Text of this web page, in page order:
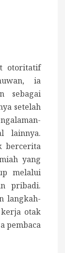
otoritatif
ia
sebagai
setelah
lainnya.
bercerita
yang
melalui
pribadi.
langkah-
otak
pembaca